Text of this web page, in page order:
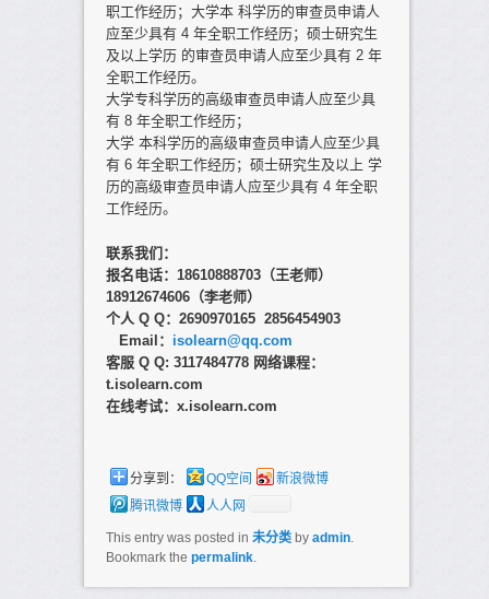
职工作经历；大学本 科学历的审查员申请人
应至少具有 4 年全职工作经历；硕士研究生
及以上学历 的审查员申请人应至少具有 2 年
全职工作经历。
大学专科学历的高级审查员申请人应至少具
有 8 年全职工作经历；
大学 本科学历的高级审查员申请人应至少具
有 6 年全职工作经历；硕士研究生及以上 学
历的高级审查员申请人应至少具有 4 年全职
工作经历。
联系我们：
报名电话：18610888703（王老师）
18912674606（李老师）
个人 Q Q：2690970165 2856454903
Email： isolearn@qq.com
客服 Q Q: 3117484778 网络课程：
t.isolearn.com
在线考试：x.isolearn.com
分享到： QQ空间
新浪微博
腾讯微博
人人网
This entry was posted in 未分类by admin.
Bookmark the permalink.